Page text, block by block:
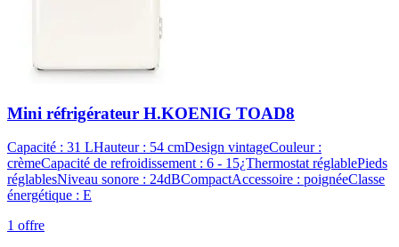
Mini réfrigérateur H.KOENIG TOAD8
Capacité : 31 LHauteur : 54 cmDesign vintageCouleur :
crèmeCapacité de refroidissement : 6 - 15¿Thermostat réglablePieds
réglablesNiveau sonore : 24dBCompactAccessoire : poignéeClasse
énergétique : E
1 offre